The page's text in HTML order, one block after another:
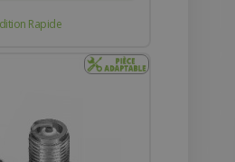
Rapide